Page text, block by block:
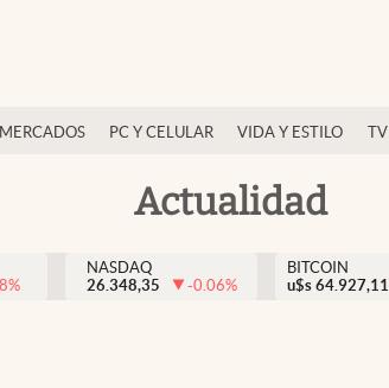
PC Y CELULAR VIDA Y ESTILO TV
Actualidad
%
NASDAQ
26.348,35
-0.06%
BITCOIN
u$s 64.927,11